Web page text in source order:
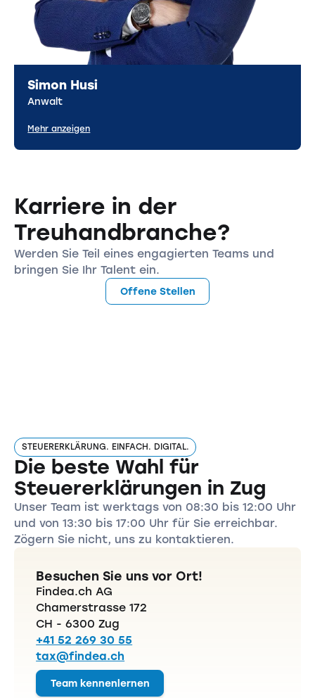
Simon Husi
Anwalt
Mehr anzeigen
Karriere in der
Treuhandbranche?
Werden Sie Teil eines engagierten Teams und
bringen Sie Ihr Talent ein.
Offene Stellen
STEUERERKLÄRUNG. EINFACH. DIGITAL.
Die beste Wahl für
Steuererklärungen in Zug
Unser Team ist werktags von 08:30 bis 12:00 Uhr
und von 13:30 bis 17:00 Uhr für Sie erreichbar.
Zögern Sie nicht, uns zu kontaktieren.
Besuchen Sie uns vor Ort!
Findea.ch AG
Chamerstrasse 172
CH - 6300 Zug
+41 52 269 30 55
tax@findea.ch
Team kennenlernen